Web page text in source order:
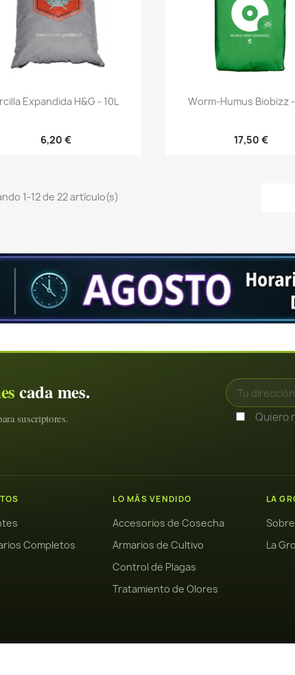
Vista rápida
Expandida H&G - 10L
6,20 €
Vista rápida
Worm-Humus Biobizz
17,50 €
1-12 de 22 artículo(s)
cada mes.
suscriptores. Quiero
Completos
LO MÁS VENDIDO
Accesorios de Cosecha
Armarios de Cultivo
Control de Plagas
Tratamiento de Olores
LA
La